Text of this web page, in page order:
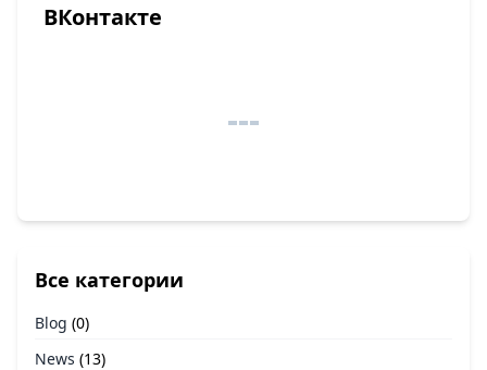
ВКонтакте
Все категории
Blog (0)
News (13)